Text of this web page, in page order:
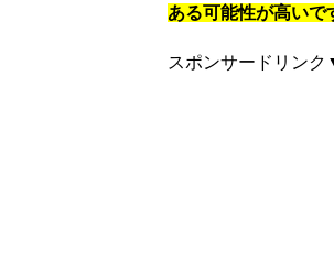
ある可能性が高いで
スポンサードリンク